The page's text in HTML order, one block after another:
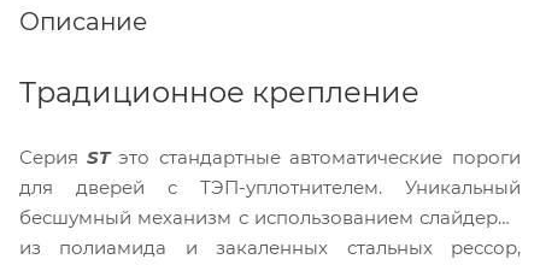
Описание
Традиционное крепление
Серия ST это стандартные автоматические пороги
для дверей с ТЭП-уплотнителем. Уникальный
бесшумный механизм с использованием слайдеров
из полиамида и закаленных стальных рессор,